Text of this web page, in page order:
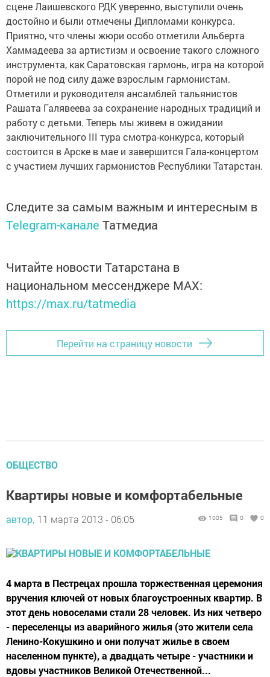
сцене Лаишевского РДК уверенно, выступили очень
достойно и были отмечены Дипломами конкурса.
Приятно, что члены жюри особо отметили Альберта
Хаммадеева за артистизм и освоение такого сложного
инструмента, как Саратовская гармонь, игра на которой
порой не под силу даже взрослым гармонистам.
Отметили и руководителя ансамблей тальянистов
Рашата Галявеева за сохранение народных традиций и
работу с детьми. Теперь мы живем в ожидании
заключительного III тура смотра-конкурса, который
состоится в Арске в мае и завершится Гала-концертом
с участием лучших гармонистов Республики Татарстан.
Следите за самым важным и интересным в
Telegram-канале Татмедиа
Читайте новости Татарстана в
национальном мессенджере MАХ:
https://max.ru/tatmedia
Перейти на страницу новости
ОБЩЕСТВО
Квартиры новые и комфортабельные
автор, 11 марта 2013 - 06:05 1005 0 0
4 марта в Пестрецах прошла торжественная церемония
вручения ключей от новых благоустроенных квартир. В
этот день новоселами стали 28 человек. Из них четверо
- переселенцы из аварийного жилья (это жители села
Ленино-Кокушкино и они получат жилье в своем
населенном пункте), а двадцать четыре - участники и
вдовы участников Великой Отечественной...